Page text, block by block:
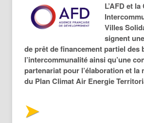
L’AFD et
Villes
signent
de prêt de financement partiel des
l’intercommunalité ainsi qu’une
partenariat pour l’élaboration et
du Plan Climat Air Energie